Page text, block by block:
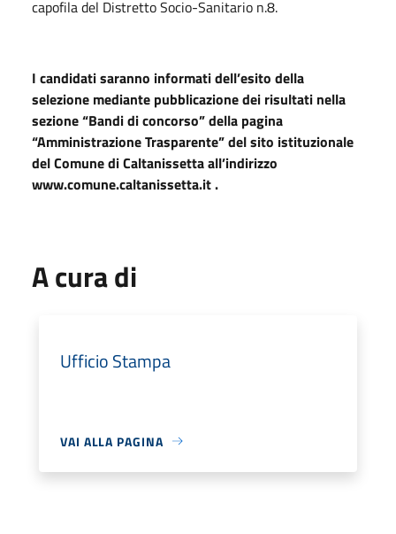
capofila del Distretto Socio-Sanitario n.8.
I candidati saranno informati dell’esito della
selezione mediante pubblicazione dei risultati nella
sezione “Bandi di concorso” della pagina
“Amministrazione Trasparente” del sito istituzionale
del Comune di Caltanissetta all’indirizzo
www.comune.caltanissetta.it .
A cura di
Ufficio Stampa
VAI ALLA PAGINA